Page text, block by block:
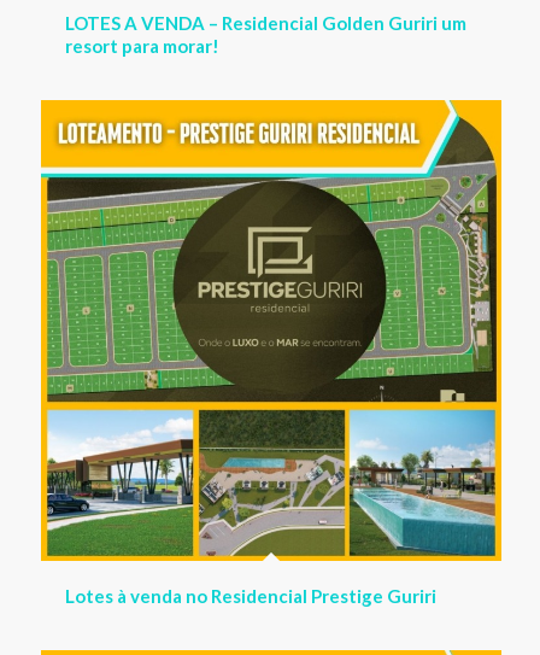
Lotes à venda no Residencial Prestige Guriri